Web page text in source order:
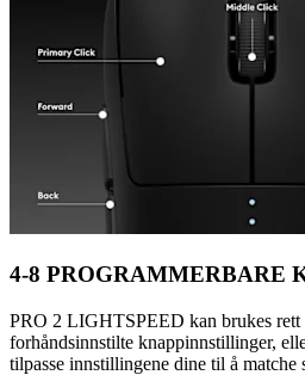
4-8 PROGRAMMERBARE
PRO 2 LIGHTSPEED kan brukes rett
forhåndsinnstilte knappinnstillinger,
tilpasse innstillingene dine til å matche